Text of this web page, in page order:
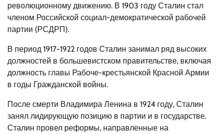
революционному движению. В 1903 году Сталин стал
членом Российской социал-демократической рабочей
партии (РСДРП).
В период 1917-1922 годов Сталин занимал ряд высоких
должностей в большевистском правительстве, включая
должность главы Рабоче-крестьянской Красной Армии
в годы Гражданской войны.
После смерти Владимира Ленина в 1924 году, Сталин
занял лидирующую позицию в партии и в государстве.
Сталин провел реформы, направленные на